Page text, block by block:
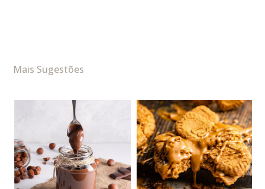
Mais Sugestões